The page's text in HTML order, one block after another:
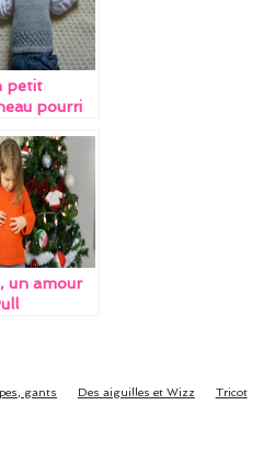
n
petit
pourri
un amour
gants Des aiguilles et Wizz
Tricot